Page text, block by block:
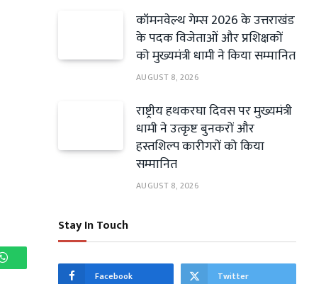
WhatsApp
कॉमनवेल्थ गेम्स 2026 के उत्तराखंड
के पदक विजेताओं और प्रशिक्षकों
को मुख्यमंत्री धामी ने किया सम्मानित
AUGUST 8, 2026
राष्ट्रीय हथकरघा दिवस पर मुख्यमंत्री
धामी ने उत्कृष्ट बुनकरों और
हस्तशिल्प कारीगरों को किया
सम्मानित
AUGUST 8, 2026
Stay In Touch
Facebook Twitter